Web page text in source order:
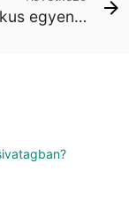
Logaritmikus egyenlet 1.